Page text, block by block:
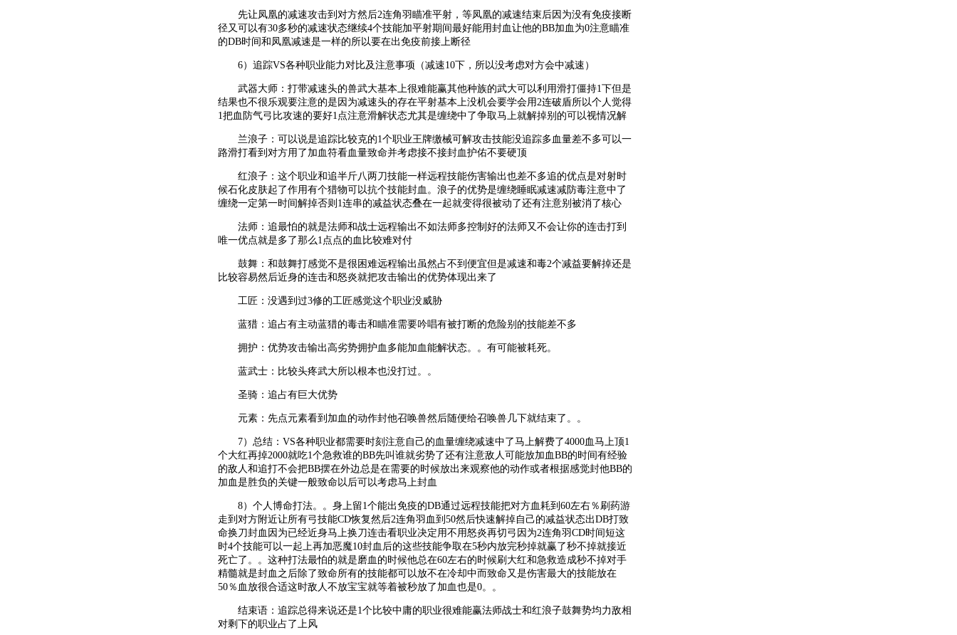
先让凤凰的减速攻击到对方然后2连角羽瞄准平射，等凤凰的减速结束后因为没有免疫接断
径又可以有30多秒的减速状态继续4个技能加平射期间最好能用封血让他的BB加血为0注意瞄准
的DB时间和凤凰减速是一样的所以要在出免疫前接上断径
6）追踪VS各种职业能力对比及注意事项（减速10下，所以没考虑对方会中减速）
武器大师：打带减速头的兽武大基本上很难能赢其他种族的武大可以利用滑打僵持1下但是
结果也不很乐观要注意的是因为减速头的存在平射基本上没机会要学会用2连破盾所以个人觉得
1把血防气弓比攻速的要好1点注意滑解状态尤其是缠绕中了争取马上就解掉别的可以视情况解
兰浪子：可以说是追踪比较克的1个职业王牌缴械可解攻击技能没追踪多血量差不多可以一
路滑打看到对方用了加血符看血量致命并考虑接不接封血护佑不要硬顶
红浪子：这个职业和追半斤八两刀技能一样远程技能伤害输出也差不多追的优点是对射时
候石化皮肤起了作用有个猎物可以抗个技能封血。浪子的优势是缠绕睡眠减速减防毒注意中了
缠绕一定第一时间解掉否则1连串的减益状态叠在一起就变得很被动了还有注意别被消了核心
法师：追最怕的就是法师和战士远程输出不如法师多控制好的法师又不会让你的连击打到
唯一优点就是多了那么1点点的血比较难对付
鼓舞：和鼓舞打感觉不是很困难远程输出虽然占不到便宜但是减速和毒2个减益要解掉还是
比较容易然后近身的连击和怒炎就把攻击输出的优势体现出来了
工匠：没遇到过3修的工匠感觉这个职业没威胁
蓝猎：追占有主动蓝猎的毒击和瞄准需要吟唱有被打断的危险别的技能差不多
拥护：优势攻击输出高劣势拥护血多能加血能解状态。。有可能被耗死。
蓝武士：比较头疼武大所以根本也没打过。。
圣骑：追占有巨大优势
元素：先点元素看到加血的动作封他召唤兽然后随便给召唤兽几下就结束了。。
7）总结：VS各种职业都需要时刻注意自己的血量缠绕减速中了马上解费了4000血马上顶1
个大红再掉2000就吃1个急救谁的BB先叫谁就劣势了还有注意敌人可能放加血BB的时间有经验
的敌人和追打不会把BB摆在外边总是在需要的时候放出来观察他的动作或者根据感觉封他BB的
加血是胜负的关键一般致命以后可以考虑马上封血
8）个人博命打法。。身上留1个能出免疫的DB通过远程技能把对方血耗到60左右％刷药游
走到对方附近让所有弓技能CD恢复然后2连角羽血到50然后快速解掉自己的减益状态出DB打致
命换刀封血因为已经近身马上换刀连击看职业决定用不用怒炎再切弓因为2连角羽CD时间短这
时4个技能可以一起上再加恶魔10封血后的这些技能争取在5秒内放完秒掉就赢了秒不掉就接近
死亡了。。这种打法最怕的就是磨血的时候他总在60左右的时候刷大红和急救造成秒不掉对手
精髓就是封血之后除了致命所有的技能都可以放不在冷却中而致命又是伤害最大的技能放在
50％血放很合适这时敌人不放宝宝就等着被秒放了加血也是0。。
结束语：追踪总得来说还是1个比较中庸的职业很难能赢法师战士和红浪子鼓舞势均力敌相
对剩下的职业占了上风